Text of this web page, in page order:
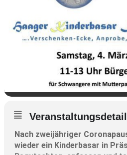
Nach zweijähriger
wieder ein Kinderbasar in